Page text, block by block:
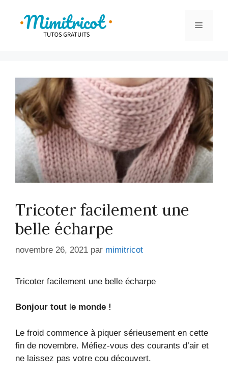
contenu
Menu
Tricoter facilement une
belle écharpe
novembre 26, 2021 par mimitricot
Tricoter facilement une belle écharpe
Bonjour tout le monde !
Le froid commence à piquer sérieusement en cette
fin de novembre. Méfiez-vous des courants d’air et
ne laissez pas votre cou découvert.